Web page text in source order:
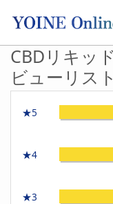
CBDリキッ
ビューリスト
★5
★4
★3